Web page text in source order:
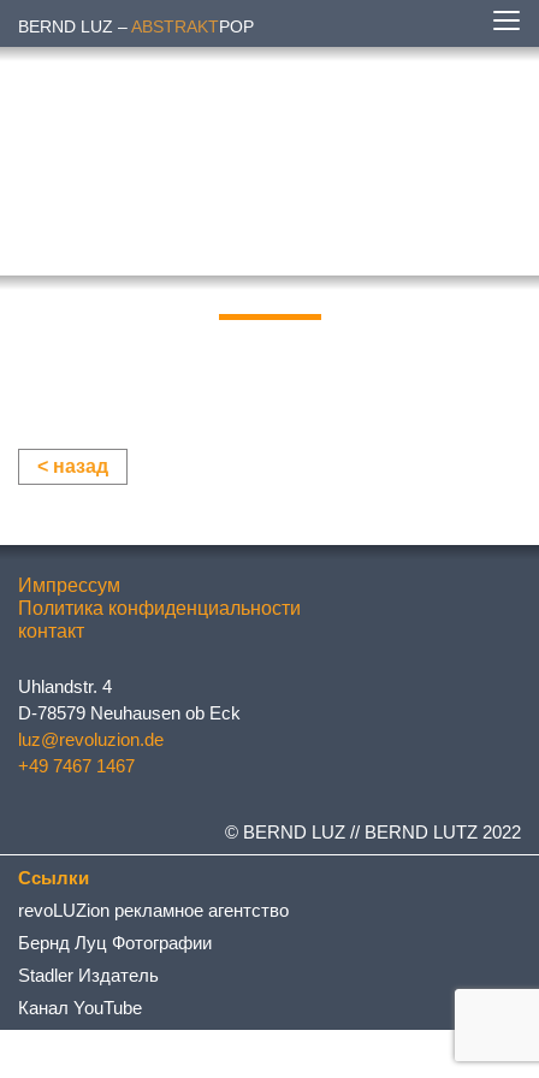
BERND LUZ –ABSTRAKTPOP
< назад
Импрессум
Политика конфиденциальности
контакт
Uhlandstr. 4
D-78579 Neuhausen ob Eck
luz@revoluzion.de
+49 7467 1467
© BERND LUZ // BERND LUTZ 2022
Ссылки
revoLUZion рекламное агентство
Бернд Луц Фотографии
Stadler Издатель
Канал YouTube